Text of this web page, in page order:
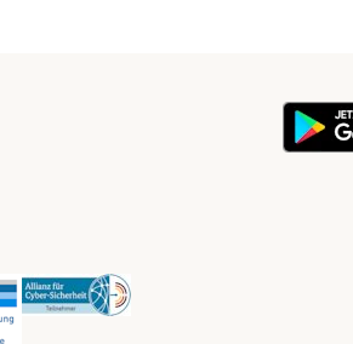
Security Security